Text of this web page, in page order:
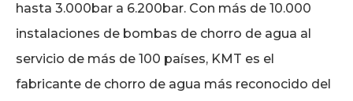
hasta 3.000bar a 6.200bar. Con más de 10.000
instalaciones de bombas de chorro de agua al
servicio de más de 100 países, KMT es el
fabricante de chorro de agua más reconocido del